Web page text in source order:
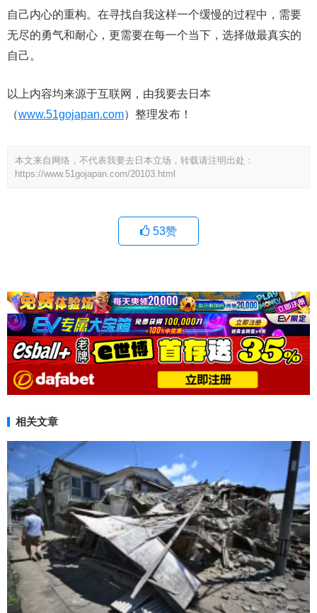
自己内心的重构。在寻找自我这样一个缓慢的过程中，需要
无尽的勇气和耐心，更需要在每一个当下，选择做最真实的
自己。
以上内容均来源于互联网，由我要去日本
（www.51gojapan.com）整理发布！
本文来自网络，不代表我要去日本立场，转载请注明出处：
https://www.51gojapan.com/20103.html
53赞
相关文章